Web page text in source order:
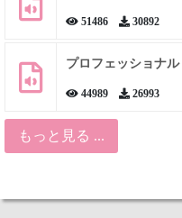
51486 30892
プロフェッショナ
44989 26993
もっと見る ...